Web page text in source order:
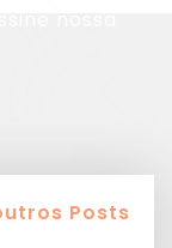
Posts